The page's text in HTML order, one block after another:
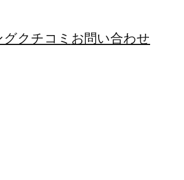
グクチコミ お問い合わせ